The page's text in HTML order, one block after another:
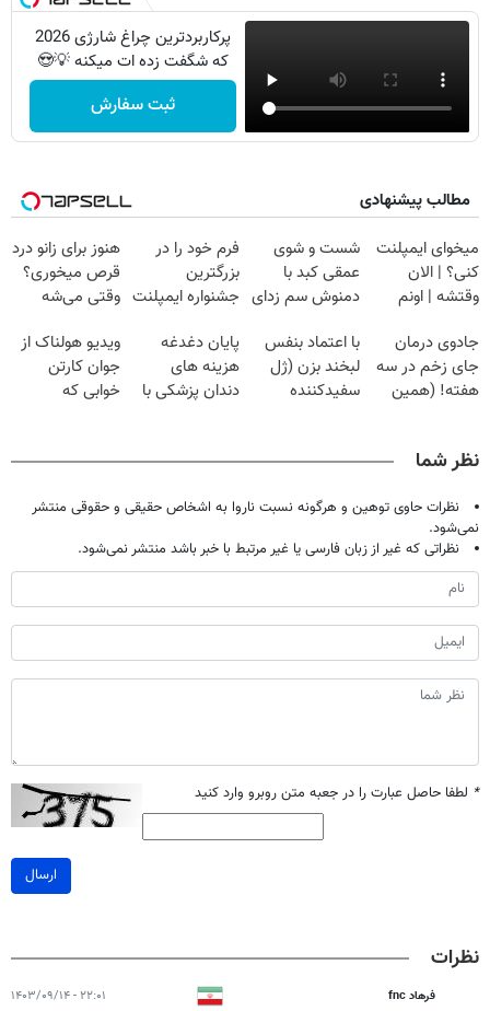
پرکاربردترین چراغ شارژی 2026
که شگفت زده ات میکنه 💡😍
ثبت سفارش
مطالب پیشنهادی
میخوای ایمپلنت
کنی؟ | الان
وقتشه | اونم
میلیون تومان!!!
شست و شوی
عمقی کبد با
دمنوش سم زدای
فرم خود را در
بزرگترین
جشنواره ایمپلنت
فقط ۲۵ میلیون
هنوز برای زانو درد
قرص میخوری؟
وقتی می‌شه
درمانش کرد؟؟؟؟
جادوی درمان
جای زخم در سه
هفته! (همین
با اعتماد بنفس
لبخند بزن (ژل
سفیدکننده
پایان دغدغه
هزینه های
دندان پزشکی با
ویدیو هولناک از
جوان کارتن
خوابی که
نظر شما
نظرات حاوی توهین و هرگونه نسبت ناروا به اشخاص حقیقی و حقوقی منتشر
نمی‌شود.
نظراتی که غیر از زبان فارسی یا غیر مرتبط با خبر باشد منتشر نمی‌شود.
* لطفا حاصل عبارت را در جعبه متن روبرو وارد کنید
ارسال
نظرات
فرهاد fnc ۲۲:۰۱ - ۱۴۰۳/۰۹/۱۴